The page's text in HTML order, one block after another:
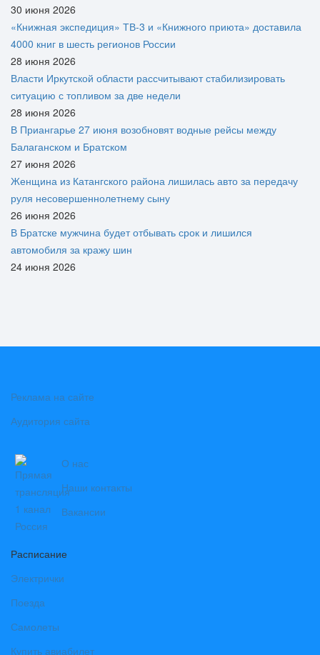
30 июня 2026
«Книжная экспедиция» ТВ-3 и «Книжного приюта» доставила
4000 книг в шесть регионов России
28 июня 2026
Власти Иркутской области рассчитывают стабилизировать
ситуацию с топливом за две недели
28 июня 2026
В Приангарье 27 июня возобновят водные рейсы между
Балаганском и Братском
27 июня 2026
Женщина из Катангского района лишилась авто за передачу
руля несовершеннолетнему сыну
26 июня 2026
В Братске мужчина будет отбывать срок и лишился
автомобиля за кражу шин
24 июня 2026
Реклама на сайте
Аудитория сайта
О нас
Наши контакты
Вакансии
Расписание
Электрички
Поезда
Самолеты
Купить авиабилет